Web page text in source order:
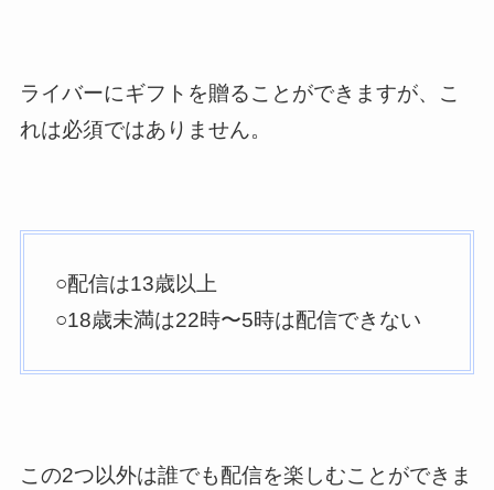
ライバーにギフトを贈ることができますが、こ
れは必須ではありません。
○配信は13歳以上
○18歳未満は22時〜5時は配信できない
この2つ以外は誰でも配信を楽しむことができま